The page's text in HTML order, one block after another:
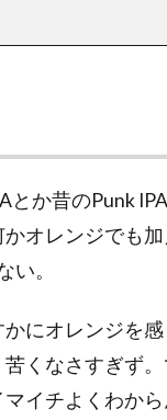
とか昔のPunk
オレンジでも
い。
かにオレンジを
くなさすぎず
イチよくわか